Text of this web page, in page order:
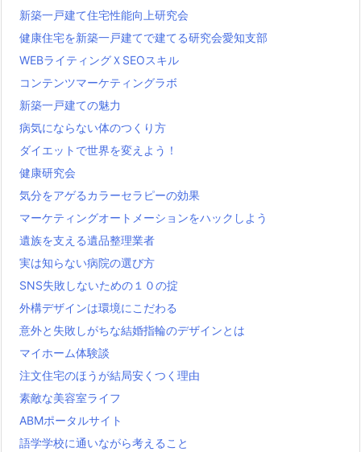
新築一戸建て住宅性能向上研究会
健康住宅を新築一戸建てで建てる研究会愛知支部
WEBライティングＸSEOスキル
コンテンツマーケティングラボ
新築一戸建ての魅力
病気にならない体のつくり方
ダイエットで世界を変えよう！
健康研究会
気分をアゲるカラーセラピーの効果
マーケティングオートメーションをハックしよう
遺族を支える遺品整理業者
実は知らない病院の選び方
SNS失敗しないための１０の掟
外構デザインは環境にこだわる
意外と失敗しがちな結婚指輪のデザインとは
マイホーム体験談
注文住宅のほうが結局安くつく理由
素敵な美容室ライフ
ABMポータルサイト
語学学校に通いながら考えること